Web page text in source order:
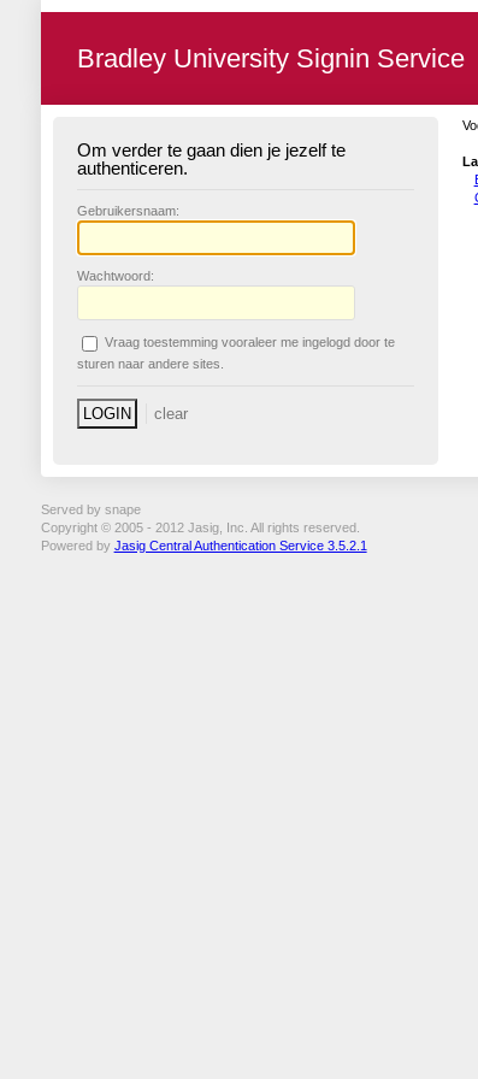
Bradley University Signin Service
Om verder te gaan dien je jezelf te
authenticeren.
Gebruikersnaam:
Wachtwoord:
Vraag toestemming vooraleer me ingelogd door te
sturen naar andere sites.
Served by snape
Copyright © 2005 - 2012 Jasig, Inc. All rights reserved.
Powered by Jasig Central Authentication Service 3.5.2.1